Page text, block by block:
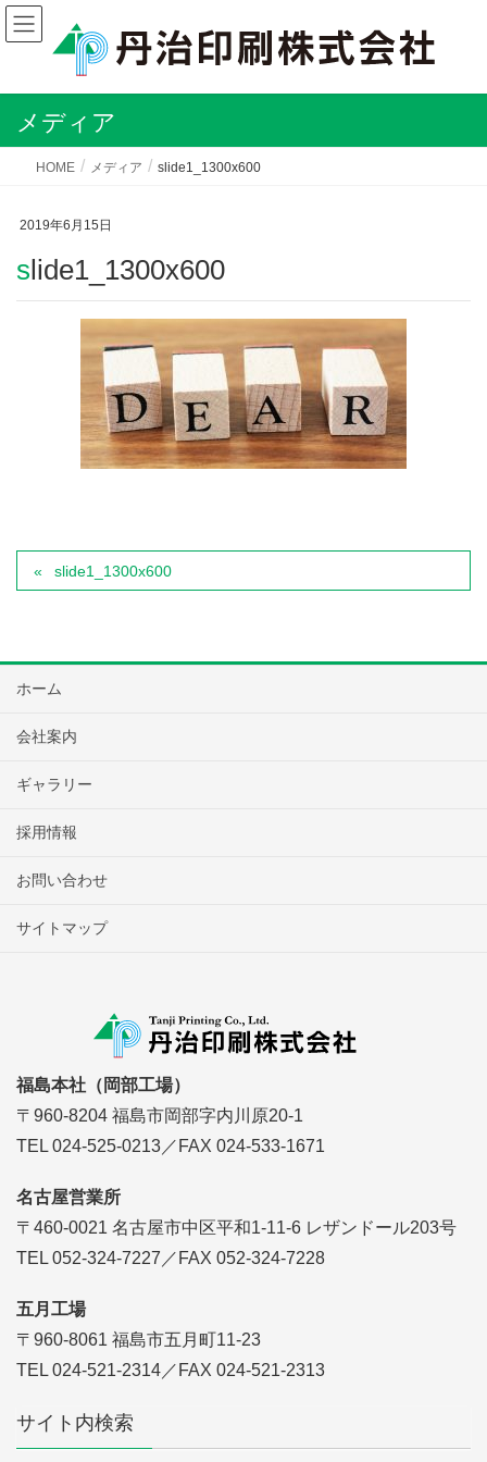
メディア
HOME メディア slide1_1300x600
2019年6月15日
slide1_1300x600
slide1_1300x600
ホーム
会社案内
ギャラリー
採用情報
お問い合わせ
サイトマップ
福島本社（岡部工場）
〒960-8204 福島市岡部字内川原20-1
TEL 024-525-0213／FAX 024-533-1671
名古屋営業所
〒460-0021 名古屋市中区平和1-11-6 レザンドール203号
TEL 052-324-7227／FAX 052-324-7228
五月工場
〒960-8061 福島市五月町11-23
TEL 024-521-2314／FAX 024-521-2313
サイト内検索